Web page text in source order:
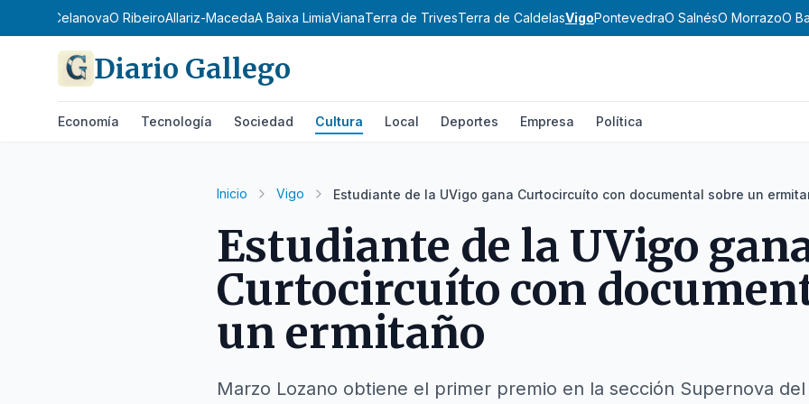
de CelanovaO RibeiroAllariz-MacedaA Baixa LimiaVianaTerra de TrivesTerra de CaldelasVigoPontevedraO SalnésO MorrazoO
Diario Gallego
Economía Tecnología Sociedad Cultura Local Deportes Empresa Política
Inicio Vigo Estudiante de la UVigo gana Curtocircuíto con documental sobre un
Estudiante de la UVigo
Curtocircuíto con
un ermitaño
Marzo Lozano obtiene el primer premio en la sección Supernova